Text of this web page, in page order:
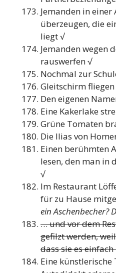
Jemanden in einer
überzeugen, die
liegt √
Jemanden wegen
rauswerfen √
Nochmal zur
Gleitschirm fliegen
Den eigenen
Eine Kakerlake
Grüne Tomaten
Die Ilias von
Einen berühmten
lesen, den man in
√
Im Restaurant
für zu Hause
ein Aschenbecher?
… und vor dem
gefilzt werden,
dass sie es
Eine künstlerische